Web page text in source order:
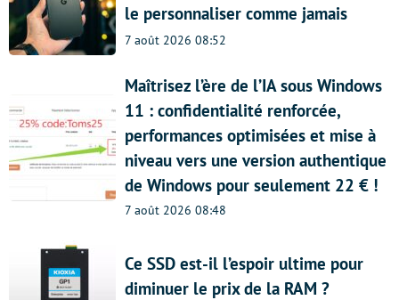
le personnaliser comme jamais
7 août 2026 08:52
Maîtrisez l’ère de l’IA sous Windows
11 : confidentialité renforcée,
performances optimisées et mise à
niveau vers une version authentique
de Windows pour seulement 22 € !
7 août 2026 08:48
Ce SSD est-il l’espoir ultime pour
diminuer le prix de la RAM ?